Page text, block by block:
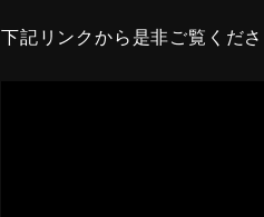
下記リンクから是非ご覧くだ